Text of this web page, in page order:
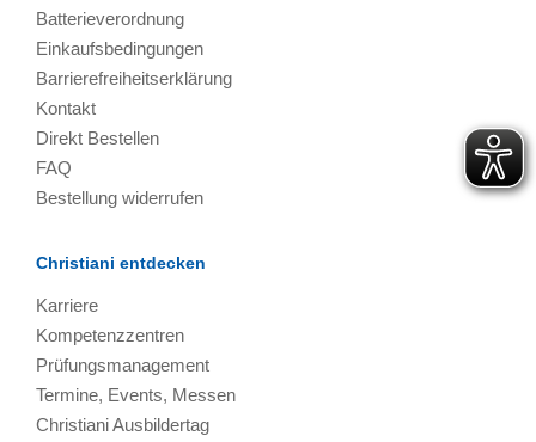
Batterieverordnung
Einkaufsbedingungen
Barrierefreiheitserklärung
Kontakt
Direkt Bestellen
FAQ
Bestellung widerrufen
Christiani entdecken
Karriere
Kompetenzzentren
Prüfungsmanagement
Termine, Events, Messen
Christiani Ausbildertag